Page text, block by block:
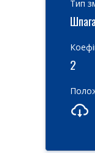
Тип
2